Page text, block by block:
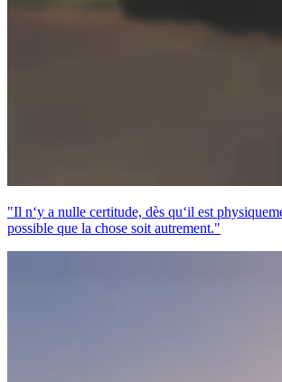
"Il n‘y a nulle certitude, dès qu‘il est
possible que la chose soit autrement."